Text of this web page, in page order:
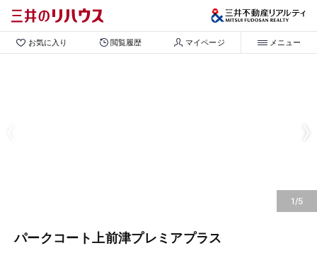
お気に入り 閲覧履歴 マイページ メニュー
1/5
パークコート上前津プレミアプラス